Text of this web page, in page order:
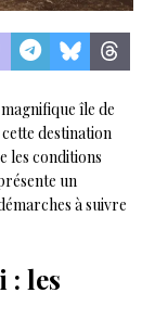
île de
destination
les conditions
un
à suivre
: les